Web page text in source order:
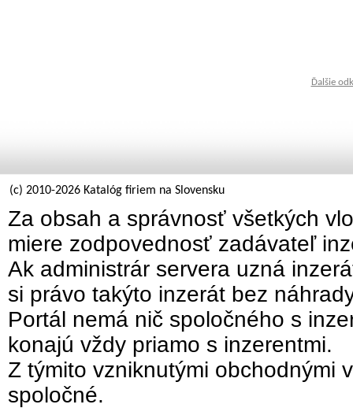
Ďalšie
(c) 2010-2026 Katalóg firiem na Slovensku
Za obsah a správnosť všetkých
miere zodpovednosť zadávateľ
Ak administrár servera uzná
si právo takýto inzerát bez
Portál nemá nič spoločného s
konajú vždy priamo s inzerentmi.
Z týmito vzniknutými obchodnými
spoločné.